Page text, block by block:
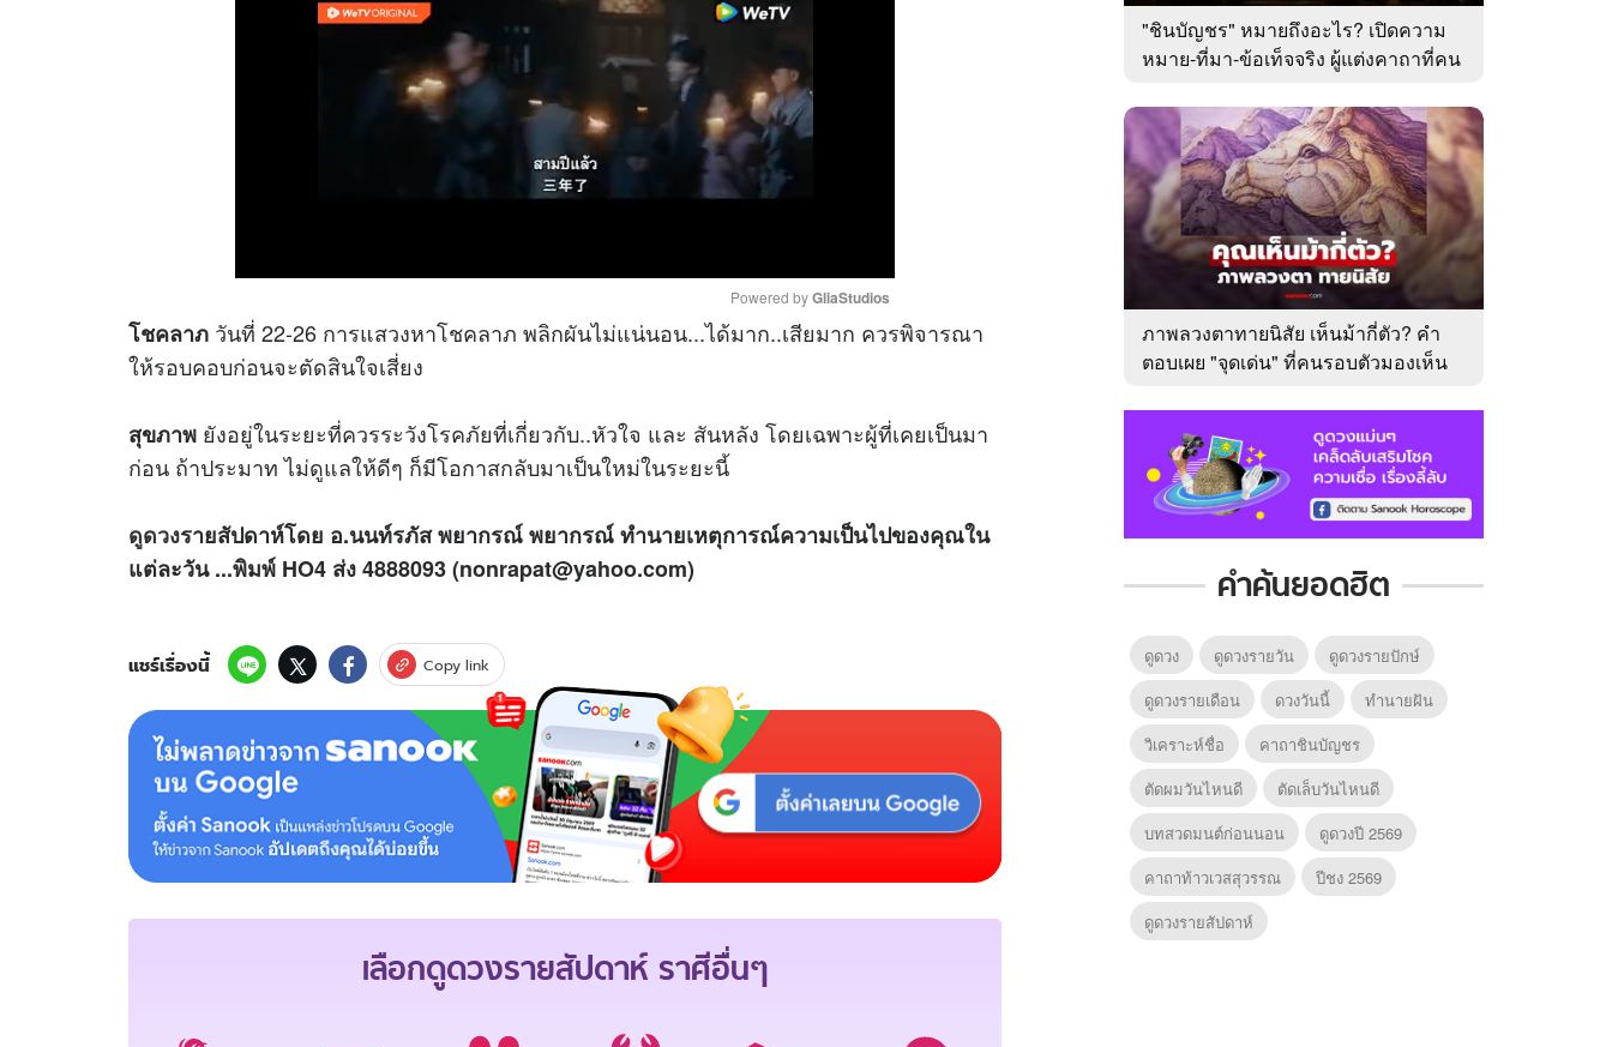
t
Powered by GliaStudios
โชคลาภ วันที่ 22-26 การแสวงหาโชคลาภ พลิกผันไม่แน่นอน...ได้มาก..เสียมาก ควรพิจารณา
ให้รอบคอบก่อนจะตัดสินใจเสี่ยง
สุขภาพ ยังอยู่ในระยะที่ควรระวังโรคภัยที่เกี่ยวกับ..หัวใจ และ สันหลัง โดยเฉพาะผู้ที่เคยเป็นมา
ก่อน ถ้าประมาท ไม่ดูแลให้ดีๆ ก็มีโอกาสกลับมาเป็นใหม่ในระยะนี้
ดูดวงรายสัปดาห์โดย อ.นนท์รภัส พยากรณ์ พยากรณ์ ทำนายเหตุการณ์ความเป็นไปของคุณใน
แต่ละวัน ...พิมพ์ HO4 ส่ง 4888093 (nonrapat@yahoo.com)
แชร์เรื่องนี้ Copy link
เลือกดูดวงรายสัปดาห์ราศีอื่นๆ
"ชินบัญชร" หมายถึงอะไร? เปิดความ
หมาย-ที่มา-ข้อเท็จจริง ผู้แต่งคาถาที่คน
ภาพลวงตาทายนิสัย เห็นม้ากี่ตัว? คำ
ตอบเผย "จุดเด่น" ที่คนรอบตัวมองเห็น
คำค้นยอดฮิต
ดูดวง ดูดวงรายวัน
ดูดวงรายปักษ์
ดูดวงรายเดือน
ดวงวันนี้
ทํานายฝัน
วิเคราะห์ชื่อ
คาถาชินบัญชร
ตัดผมวันไหนดี
ตัดเล็บวันไหนดี
บทสวดมนต์ก่อนนอน
ดูดวงปี 2569
คาถาท้าวเวสสุวรรณ
ปีชง 2569
ดูดวงรายสัปดาห์